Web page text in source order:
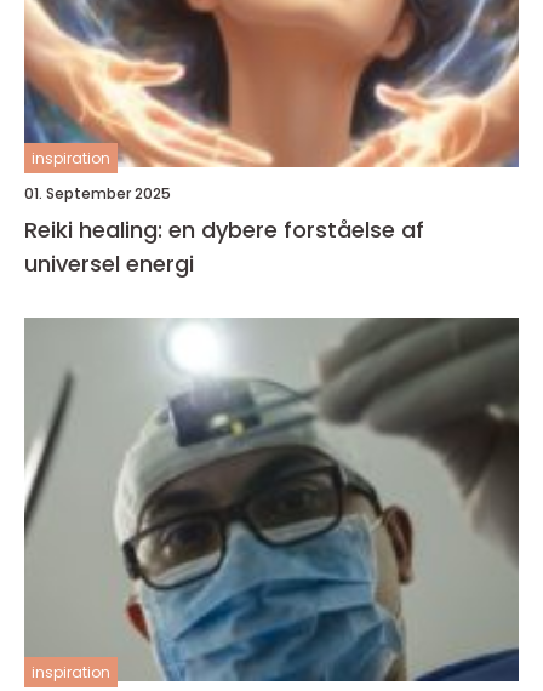
inspiration
01. September 2025
Reiki healing: en dybere forståelse af
universel energi
inspiration